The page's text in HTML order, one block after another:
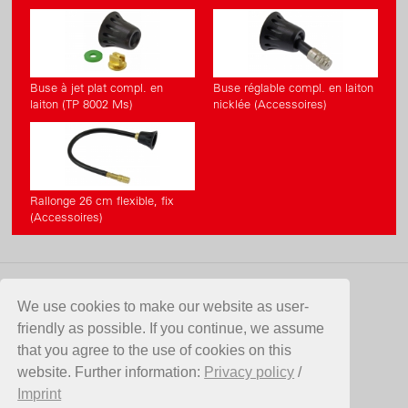
We use cookies to make our website as user-
friendly as possible. If you continue, we assume
that you agree to the use of cookies on this
website. Further information: Privacy policy /
Imprint
Buse à jet plat compl. en
laiton (TP 8002 Ms)
Buse réglable compl. en laiton
nicklée (Accessoires)
Rallonge 26 cm flexible, fix
(Accessoires)
CONTACT
Birchmeier Sprühtechnik AG
Im Stetterfeld 1
5608 Stetten
Suisse